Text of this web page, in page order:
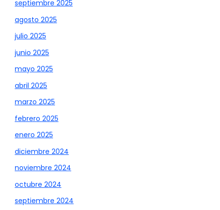
septiembre 2025
agosto 2025
julio 2025
junio 2025
mayo 2025
abril 2025
marzo 2025
febrero 2025
enero 2025
diciembre 2024
noviembre 2024
octubre 2024
septiembre 2024